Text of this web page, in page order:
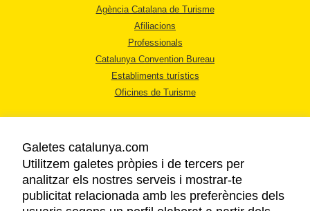
Agència Catalana de Turisme
Afiliacions
Professionals
Catalunya Convention Bureau
Establiments turístics
Oficines de Turisme
AVÍS LEGAL
POLÍTICA DE PRIVACITAT
Galetes catalunya.com
Utilitzem galetes pròpies i de tercers per
analitzar els nostres serveis i mostrar-te
publicitat relacionada amb les preferències dels